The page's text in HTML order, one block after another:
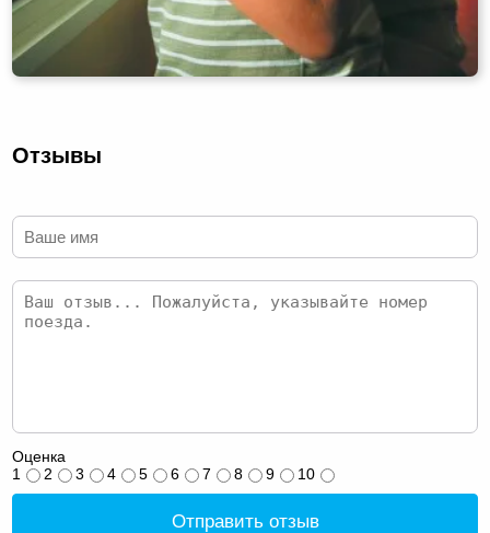
Отзывы
Оценка
1
2 3 4 5 6 7 8 9 10
Отправить отзыв